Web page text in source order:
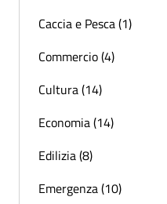
Caccia e Pesca (1)
Commercio (4)
Cultura (14)
Economia (14)
Edilizia (8)
Emergenza (10)